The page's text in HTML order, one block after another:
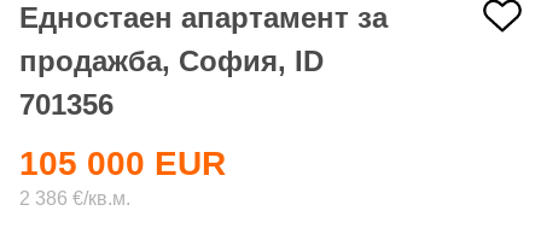
Едностаен апартамент за
продажба, София, ID
701356
105 000 EUR
2 386 €/кв.м.